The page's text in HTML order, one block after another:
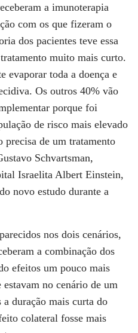
a imunoterapia
com os que fizeram o
dos pacientes teve essa
muito mais curto.
evaporar toda a doença e
Os outros 40% vão
porque foi
de risco mais elevado
precisa de um tratamento
Schvartsman,
Israelita Albert Einstein,
novo estudo durante a
nos dois cenários,
a combinação dos
efeitos um pouco mais
estavam no cenário de um
duração mais curta do
colateral fosse mais